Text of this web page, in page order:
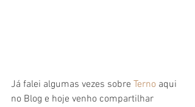
Já falei algumas vezes sobre Terno aqui
no Blog e hoje venho compartilhar